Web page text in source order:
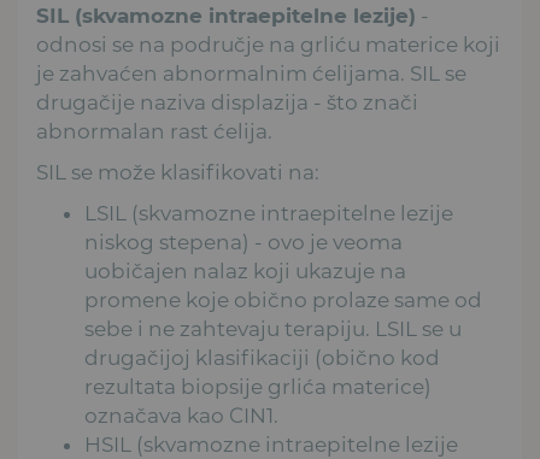
SIL (skvamozne intraepitelne lezije) -
odnosi se na područje na grliću materice koji
je zahvaćen abnormalnim ćelijama. SIL se
drugačije naziva displazija - što znači
abnormalan rast ćelija.
SIL se može klasifikovati na:
LSIL (skvamozne intraepitelne lezije
niskog stepena) - ovo je veoma
uobičajen nalaz koji ukazuje na
promene koje obično prolaze same od
sebe i ne zahtevaju terapiju. LSIL se u
drugačijoj klasifikaciji (obično kod
rezultata biopsije grlića materice)
označava kao CIN1.
HSIL (skvamozne intraepitelne lezije